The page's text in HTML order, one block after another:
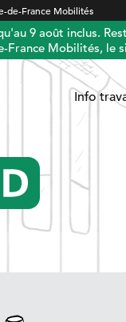
de-France Mobilités
9 août inclus.
France Mobilités, le
Info